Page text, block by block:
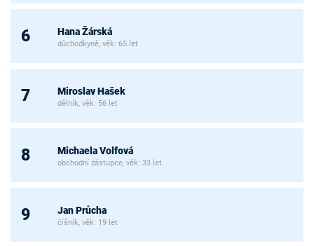
6 Hana Žárská
důchodkyně, věk: 65 let
7 Miroslav Hašek
dělník, věk: 56 let
8 Michaela Volfová
obchodní zástupce, věk: 33 let
9 Jan Průcha
číšník, věk: 19 let